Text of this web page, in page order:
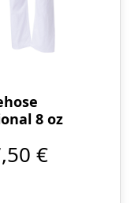
8 oz
€